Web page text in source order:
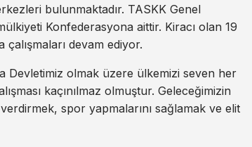
bulunmaktadır. TASKK Genel
Konfederasyona aittir. Kiracı olan 19
devam ediyor.
Devletimiz olmak üzere ülkemizi seven her
kaçınılmaz olmuştur. Geleceğimizin
spor yapmalarını sağlamak ve elit